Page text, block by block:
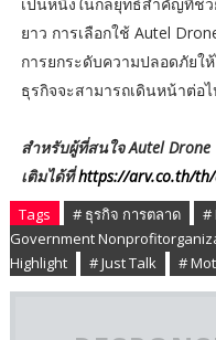
ยาว การเลือกใช้ Autel
การยกระดับความปลอดภัยใ
ธุรกิจจะสามารถเดินหน้าต่อ
สำหรับผู้ที่สนใจ Autel Drone
เติมได้ที่https://arv.co.th/
Tags # ธุรกิจ การตลาด #
Government
Highlight
# Just Talk #